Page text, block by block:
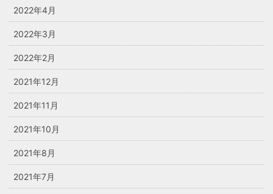
2022年4月
2022年3月
2022年2月
2021年12月
2021年11月
2021年10月
2021年8月
2021年7月